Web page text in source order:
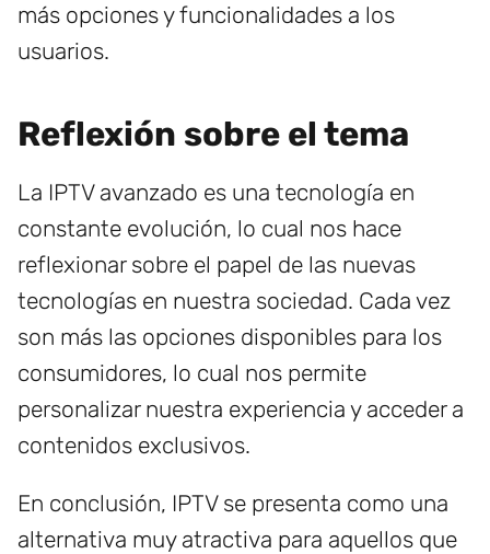
más opciones y funcionalidades a los
usuarios.
Reflexión sobre el tema
La IPTV avanzado es una tecnología en
constante evolución, lo cual nos hace
reflexionar sobre el papel de las nuevas
tecnologías en nuestra sociedad. Cada vez
son más las opciones disponibles para los
consumidores, lo cual nos permite
personalizar nuestra experiencia y acceder a
contenidos exclusivos.
En conclusión, IPTV se presenta como una
alternativa muy atractiva para aquellos que